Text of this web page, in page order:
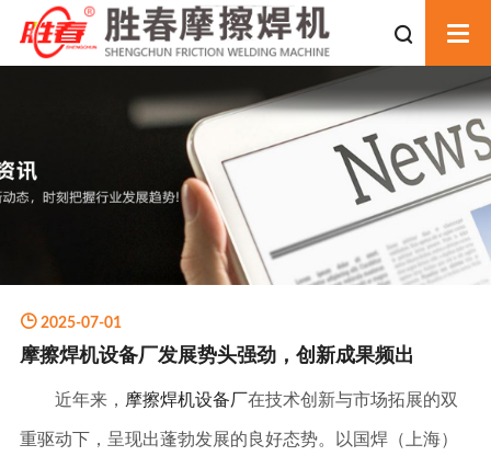
公司介绍
摩擦焊机
金属焊接设备
焊接设备
2025-07-01
摩擦焊机设备厂发展势头强劲，创新成果频出
近年来， 摩擦焊机设备厂在技术创新与市场拓展的双
重驱动下，呈现出蓬勃发展的良好态势。以国焊（上海）